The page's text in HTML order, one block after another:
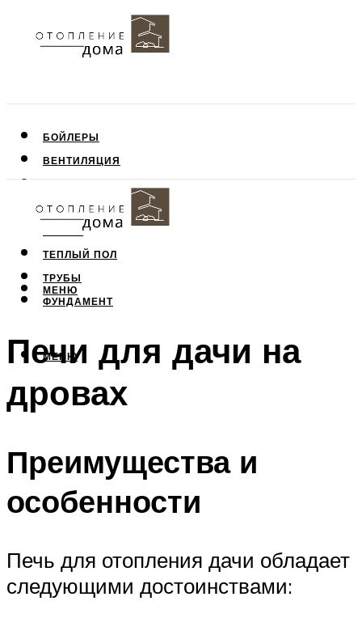
БОЙЛЕРЫ
ВЕНТИЛЯЦИЯ
ПОТОЛОК
СТЕНЫ
ТЕПЛЫЙ ПОЛ
ТРУБЫ
ФУНДАМЕНТ
МЕНЮ
МЕНЮ
Печи для дачи на
дровах
Преимущества и
особенности
Печь для отопления дачи обладает
следующими достоинствами: